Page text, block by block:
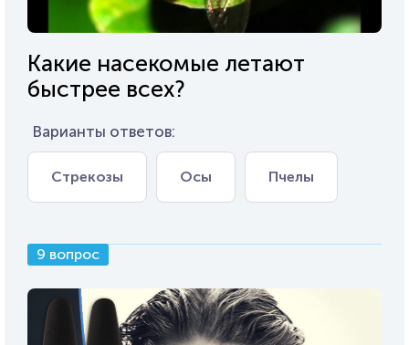
Какие насекомые летают
быстрее всех?
Варианты ответов:
Стрекозы Осы Пчелы
9 вопрос